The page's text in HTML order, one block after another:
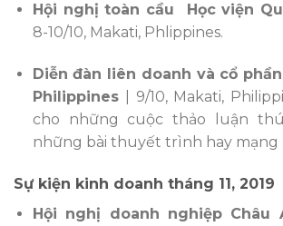
Hội nghị toàn cầu Học viện
8-10/10, Makati, Phlippines.
Diễn đàn liên doanh và cổ
Philippines| 9/10, Makati,
cho những cuộc thảo luận
những bài thuyết trình hay mạng
Sự kiện kinh doanh tháng 11, 2019
Hội nghị doanh nghiệp Châu